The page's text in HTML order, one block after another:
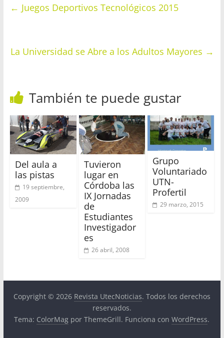
← Juegos Deportivos Tecnológicos 2015
La Universidad se Abre a los Adultos Mayores →
También te puede gustar
Del aula a
las pistas
19 septiembre,
2009
Tuvieron
lugar en
Córdoba las
IX Jornadas
de
Estudiantes
Investigador
es
26 abril, 2008
Grupo
Voluntariado
UTN-
Profertil
29 marzo, 2015
Copyright © 2026 Revista UtecNoticias. Todos los derechos
reservados.
Tema: ColorMag por ThemeGrill. Funciona conWordPress.